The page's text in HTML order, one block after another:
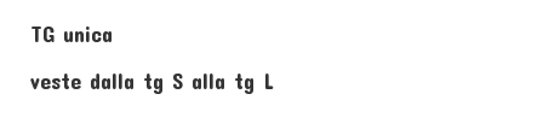
TG unica
veste dalla tg S alla tg L